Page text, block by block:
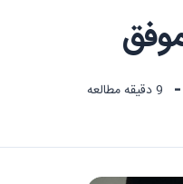
- 9 دقیقه مطالعه